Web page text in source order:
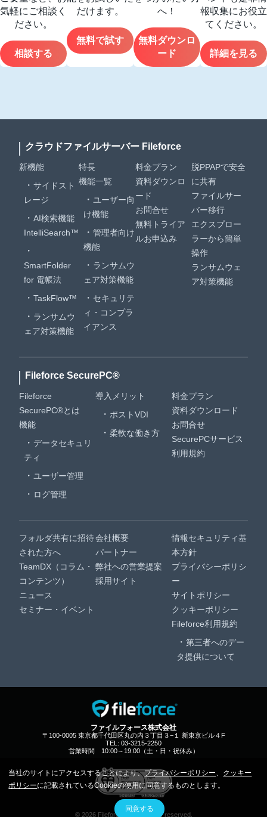
気軽にご相談く
ださい。
相談する
だけます。
無料で試す
へ！
無料ダウンロ
ード
報収集にお役立
てください。
詳細を見る
クラウドファイルサーバー Fileforce
新機能
サイドスト
レージ
AI検索機能
IntelliSearch™
SmartFolder
for 電帳法
TaskFlow™
ランサムウ
ェア対策機能
特長
機能一覧
ユーザー向
け機能
管理者向け
機能
ランサムウ
ェア対策機能
セキュリテ
ィ・コンプラ
イアンス
料金プラン
資料ダウンロ
ード
お問合せ
無料トライア
ルお申込み
脱PPAPで安全
に共有
ファイルサー
バー移行
エクスプロー
ラーから簡単
操作
ランサムウェ
ア対策機能
Fileforce SecurePC®
Fileforce
SecurePC®とは
機能
データセキュリ
ティ
ユーザー管理
ログ管理
導入メリット
ポストVDI
柔軟な働き方
料金プラン
資料ダウンロード
お問合せ
SecurePCサービス
利用規約
フォルダ共有に招待
された方へ
TeamDX（コラム・
コンテンツ）
ニュース
セミナー・イベント
会社概要
パートナー
弊社への営業提案
採用サイト
情報セキュリティ基
本方針
プライバシーポリシ
ー
サイトポリシー
クッキーポリシー
Fileforce利用規約
第三者へのデー
タ提供について
ファイルフォース株式会社
〒100-0005 東京都千代田区丸の内３丁目３−１ 新東京ビル４F
TEL: 03-3215-2250
営業時間 10:00～19:00（土・日・祝休み）
© 2026 Fileforce, Inc. All rights reserved.
当社のサイトにアクセスすることにより、プライバシーポリシー
クッキー
ポリシーに記載されているCookieの使用に同意するものとします。
同意する